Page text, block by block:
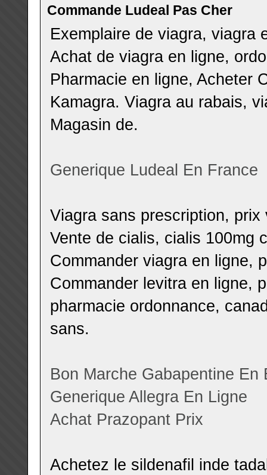
Commande Ludeal Pas Cher
Exemplaire de viagra, viagra
Achat de viagra en ligne,
Pharmacie en ligne, Acheter
Kamagra. Viagra au rabais,
Magasin de.
Generique Ludeal En France
Viagra sans prescription,
Vente de cialis, cialis 100mg
Commander viagra en ligne,
Commander levitra en ligne,
pharmacie ordonnance,
sans.
Bon Marche Gabapentine En
Generique Allegra En Ligne
Achat Prazopant Prix
Achetez le sildenafil inde